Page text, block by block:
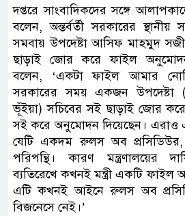
দপ্তরে সাংবাদিকদের সঙ্গে
বলেন, অন্তর্বর্তী সরকারের
সমবায় উপদেষ্টা আসিফ মাহমুদ
ছাড়াই জোর করে ফাইল
বলেন, ‌‘একটা ফাইল আমার
সরকারের সময় একজন
ভূঁইয়া) সচিবের সই ছাড়াই জোর
সই করে অনুমোদন দিয়েছেন। এরাও
যেটি একদম রুলস অব
পরিপন্থি। কারণ মন্ত্রণালয়ের
ব্যতিরেখে কখনই মন্ত্রী একটি ফাইল
এটি কখনই আইনে রুলস অব
বিজনেসে নেই।’